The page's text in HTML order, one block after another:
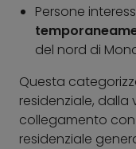
Persone
del nord di
Questa
residenziale, dalla
collegamento
residenziale